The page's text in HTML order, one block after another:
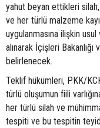
yahut beyan ettikleri
ve her türlü malzeme
uygulanmasına ilişkin
alınarak İçişleri Bakanlığı
belirlenecek.
Teklif hükümleri, PKK/
türlü oluşumun fiili
her türlü silah ve
tespiti ve bu tespitin